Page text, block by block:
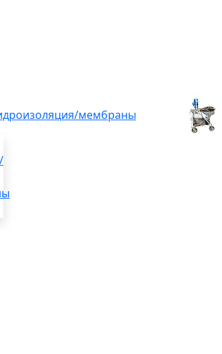
мембраны